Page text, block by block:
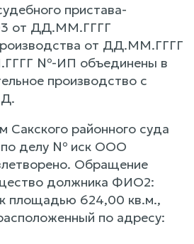
пристава-
от ДД.ММ.ГГГГ
от ДД.ММ.ГГГГ
№-ИП объединены в
производство с
Сакского районного суда
по делу № иск ООО
Обращение
должника ФИО2:
площадью 624,00 кв.м.,
по адресу: